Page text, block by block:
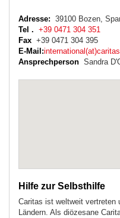
Adresse: 39100 Bozen,
Tel . +39 0471 304 351
Fax +39 0471 304 395
E-Mail:
Ansprechperson Sandra
Hilfe zur Selbsthilfe
Caritas ist weltweit vertreten
Ländern. Als diözesane